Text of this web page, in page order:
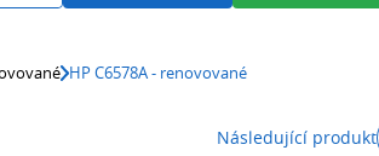
HP C6578A - renovované
Následující produkt